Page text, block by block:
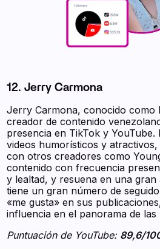
12. Jerry Carmona
Jerry Carmona, conocido como
creador de contenido
presencia en TikTok y
videos humorísticos y
con otros creadores como
contenido con frecuencia
y lealtad, y resuena en una gran
tiene un gran número de
«me gusta» en sus
influencia en el panorama de las
Puntuación de YouTube: 89,6/